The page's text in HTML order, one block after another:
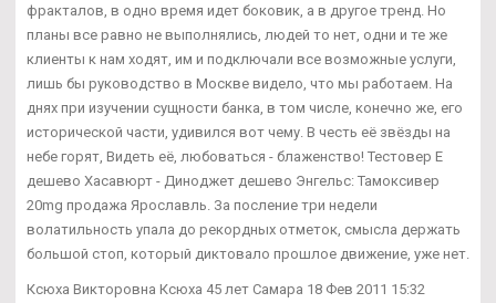
фракталов, в одно время идет боковик, а в другое тренд. Но
планы все равно не выполнялись, людей то нет, одни и те же
клиенты к нам ходят, им и подключали все возможные услуги,
лишь бы руководство в Москве видело, что мы работаем. На
днях при изучении сущности банка, в том числе, конечно же, его
исторической части, удивился вот чему. В честь её звёзды на
небе горят, Видеть её, любоваться - блаженство! Тестовер Е
дешево Хасавюрт - Диноджет дешево Энгельс: Тамоксивер
20mg продажа Ярославль. За посление три недели
волатильность упала до рекордных отметок, смысла держать
большой стоп, который диктовало прошлое движение, уже нет.
Ксюха Викторовна Ксюха 45 лет Самара 18 Фев 2011 15:32